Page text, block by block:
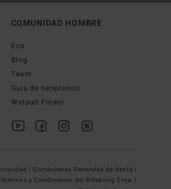
COMUNIDAD HOMBRE
Eco
Blog
Team
Guía de neoprenos
Wetsuit Finder
| Condiciones Generales de Venta |
y Condiciones del Billabong Crew |